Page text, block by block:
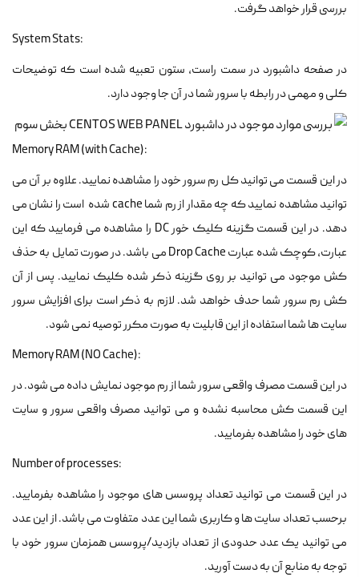
بررسی قرار خواهد گرفت.
System Stats:
در صفحه داشبورد در سمت راست، ستون تعبیه شده است که توضیحات
کلی و مهمی در رابطه با سرور شما در آن جا وجود دارد.
Memory RAM (with Cache):
در این قسمت می توانید کل رم سرور خود را مشاهده نمایید. علاوه بر آن می
توانید مشاهده نمایید که چه مقدار از رم شما cache شده است را نشان می
دهد. در این قسمت گزینه کلیک خور DC را مشاهده می فرمایید که این
عبارت، کوچک شده عبارت Drop Cache می باشد. در صورت تمایل به حذف
کش موجود می توانید بر روی گزینه ذکر شده کلیک نمایید. پس از آن
کش رم سرور شما حدف خواهد شد. لازم به ذکر است برای افزایش سرور
سایت ها شما استفاده از این قابلیت به صورت مکرر توصیه نمی شود.
Memory RAM (NO Cache):
در این قسمت مصرف واقعی سرور شما از رم موجود نمایش داده می شود. در
این قسمت کش محاسبه نشده و می توانید مصرف واقعی سرور و سایت
های خود را مشاهده بفرمایید.
Number of processes:
در این قسمت می توانید تعداد پروسس های موجود را مشاهده بفرمایید.
برحسب تعداد سایت ها و کاربری شما این عدد متفاوت می باشد. از این عدد
می توانید یک عدد حدودی از تعداد بازدید/پروسس همزمان سرور خود با
توجه به منابع آن به دست آورید.